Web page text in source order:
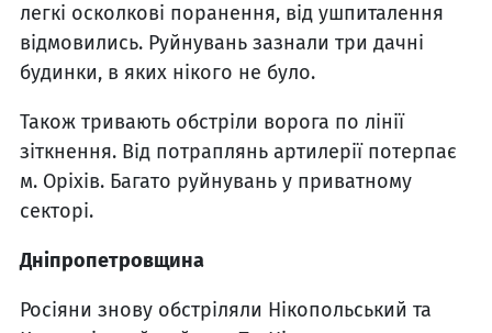
легкі осколкові поранення, від ушпиталення
відмовились. Руйнувань зазнали три дачні
будинки, в яких нікого не було.
Також тривають обстріли ворога по лінії
зіткнення. Від потраплянь артилерії потерпає
м. Оріхів. Багато руйнувань у приватному
секторі.
Дніпропетровщина
Росіяни знову обстріляли Нікопольський та